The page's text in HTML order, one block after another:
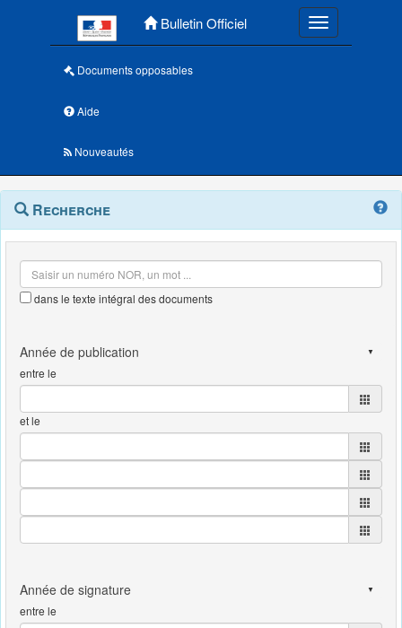
Bulletin Officiel Toggle
Documents opposables
Aide
Nouveautés
Navigation
outils
Menu
contextuel
Recherche
dans le texte intégral des documents
entre le
et le
entre le